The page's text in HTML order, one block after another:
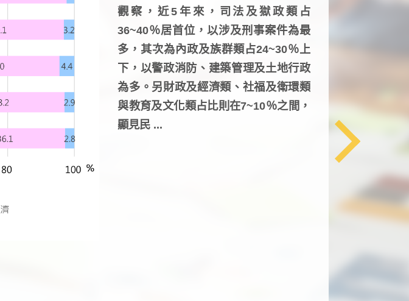
觀察，近5年來，司法及獄政類占
36~40％居首位，以涉及刑事案件為最
多，其次為內政及族群類占24~30％上
下，以警政消防、建築管理及土地行政
為多。另財政及經濟類、社福及衛環類
與教育及文化類占比則在7~10％之間，
顯見民 ...